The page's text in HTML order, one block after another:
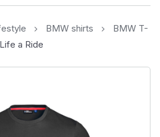
BMW shirts
BMW T-
a Ride